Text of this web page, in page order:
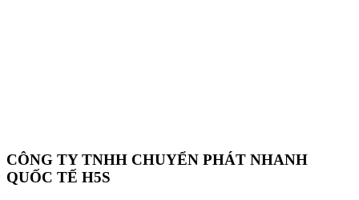
CÔNG TY TNHH CHUYỂN PHÁT NHANH
QUỐC TẾ H5S